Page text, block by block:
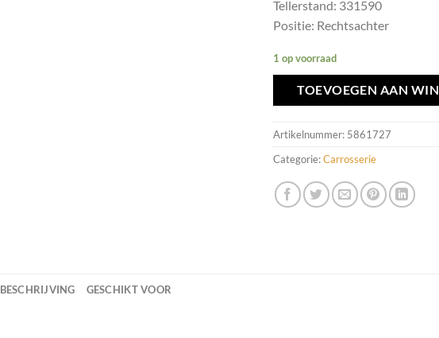
Tellerstand: 331590
Positie: Rechtsachter
1 op voorraad
TOEVOEGEN AAN
Artikelnummer: 5861727
Categorie:Carrosserie
BESCHRIJVING GESCHIKT VOOR